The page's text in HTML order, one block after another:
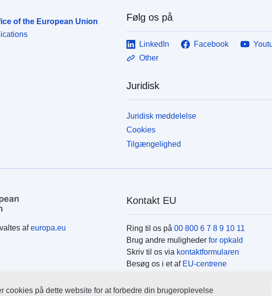
of the European Union
Følg os på
LinkedIn Facebook
Other
Juridisk
Juridisk meddelelse
Cookies
Tilgængelighed
afeuropa.eu
Kontakt EU
Ring til os på 00 800 6 7 8 9 10 11
Brug andre muligheder for opkald
Skriv til os via kontaktformularen
Besøg os i et af EU-centrene
cookies på dette website for at forbedre din brugeroplevelse